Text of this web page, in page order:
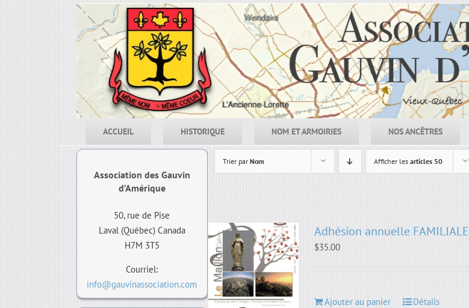
ACCUEIL HISTORIQUE NOM ET ARMOIRIES NOS ANCÊTRES
Trier par Nom Afficher les articles 50
Adhésion annuelle FAMILIALE
$35.00
Ajouter au panier Détails
Association des Gauvin
d’Amérique
50, rue de Pise
Laval (Québec) Canada
H7M 3T5
Courriel:
info@gauvinassociation.com